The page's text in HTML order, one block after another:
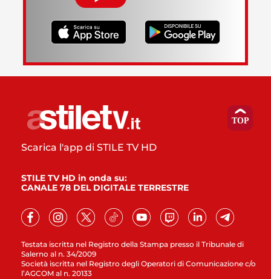
Testata iscritta nel Registro della Stampa presso il Tribunale di
Salerno al n. 34/2009
Società iscritta nel Registro degli Operatori di Comunicazione c/o
l’AGCOM al n. 20133
Scarica l'app di STILE TV HD
STILE TV HD in onda su:
CANALE 78 DEL DIGITALE TERRESTRE